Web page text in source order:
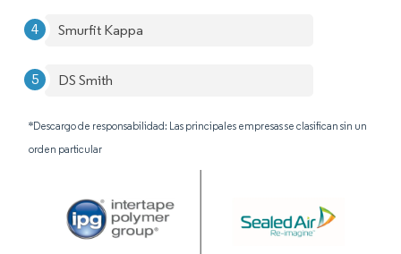
Smurfit Kappa
DS Smith
*Descargo de responsabilidad: Las principales empresas se clasifican sin un
orden particular